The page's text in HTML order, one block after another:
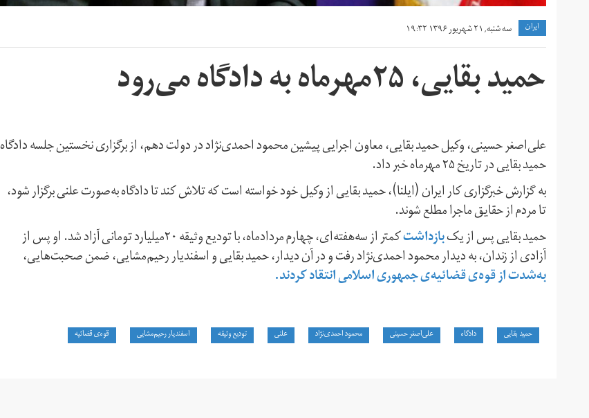
ايران سه شنبه, ۲۱ شهریور ۱۳۹۶ ۱۹:۳۲
حمید بقایی، ۲۵مهرماه به دادگاه می‌رود
علی‌اصغر حسینی، وکیل حمید بقایی، معاون اجرایی پیشین محمود احمدی‌نژاد در دولت دهم، از برگزاری نخستین جلسه دادگاه
حمید بقایی در تاریخ ۲۵ مهرماه خبر داد.
به گزارش خبرگزاری کار ایران (ایلنا)، حمید بقایی از وکیل خود خواسته است که تلاش کند تا دادگاه به‌صورت علنی برگزار شود،
تا مردم از حقایق ماجرا مطلع شوند.
حمید بقایی پس از یکبازداشت کمتر از سه‌هفته‌ای، چهارم مردادماه، با تودیع وثیقه ۲۰میلیارد تومانی آزاد شد. او پس از
آزادی از زندان، به دیدار محمود احمدی‌نژاد رفت و در آن دیدار، حمید بقایی و اسفندیار رحیم‌مشایی، ضمن صحبت‌هایی،
به‌شدت از قوه‌ی قضائیه‌ی جمهوری اسلامی انتقاد کردند.
حمید بقایی دادگاه علی‌اصغر حسینی محمود احمدی‌نژاد علنی تودیع وثیقه اسفندیار رحیم‌مشایی قوه‌ی قضائیه‌